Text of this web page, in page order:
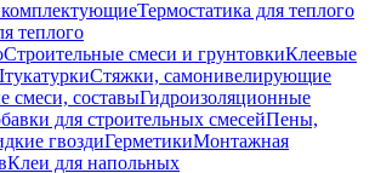
Термостатика для теплого
теплого
Строительные смеси и грунтовкиКлеевые
Стяжки, самонивелирующие
смеси, составыГидроизоляционные
для строительных смесейПены,
гвоздиГерметикиМонтажная
Клеи для напольных